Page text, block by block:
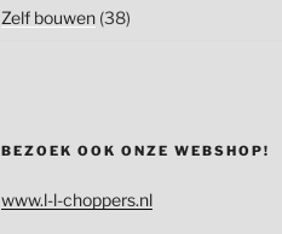
Zelf bouwen(38)
BEZOEK OOK ONZE WEBSHOP!
www.l-l-choppers.nl